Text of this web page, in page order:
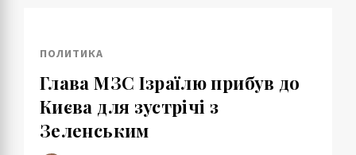
ПОЛИТИКА
Глава МЗС Ізраїлю прибув до
Києва для зустрічі з
Зеленським